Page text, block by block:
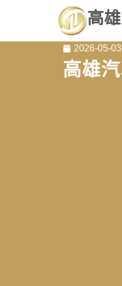
高
2026-05-03
高雄